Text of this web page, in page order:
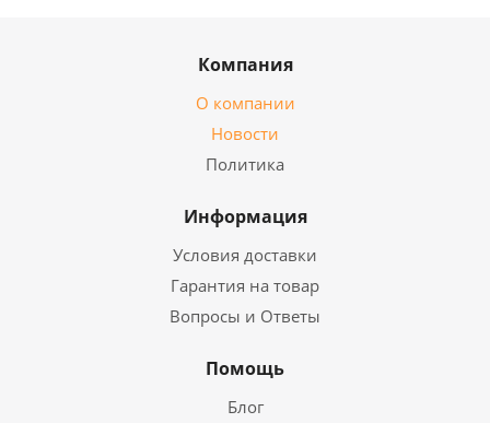
Компания
О компании
Новости
Политика
Информация
Условия доставки
Гарантия на товар
Вопросы и Ответы
Помощь
Блог